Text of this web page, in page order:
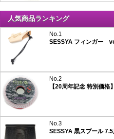
人気商品ランキング
No.1
SESSYA フィンガー
No.2
No.3